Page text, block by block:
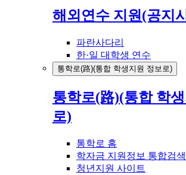
해외연수 지원(공지
파란사다리
한·일 대학생 연수
통학로(路)(통합 학생지원 정보로)
통학로(路)(통합 학
로)
통학로 홈
학자금 지원정보 통합검색
청년지원 사이트